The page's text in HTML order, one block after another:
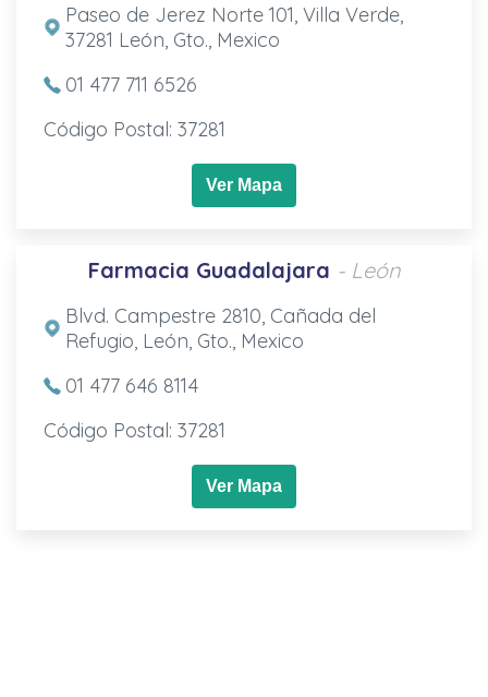
Paseo de Jerez Norte 101, Villa Verde,
37281 León, Gto., Mexico
01 477 711 6526
Código Postal: 37281
Ver Mapa
Farmacia Guadalajara - León
Blvd. Campestre 2810, Cañada del
Refugio, León, Gto., Mexico
01 477 646 8114
Código Postal: 37281
Ver Mapa